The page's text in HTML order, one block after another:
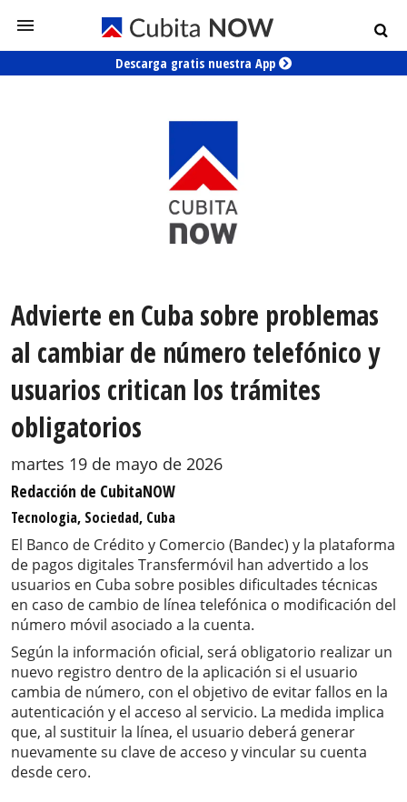
Descarga gratis nuestra App
Advierte en Cuba sobre problemas
al cambiar de número telefónico y
usuarios critican los trámites
obligatorios
martes 19 de mayo de 2026
Redacción de CubitaNOW
Tecnologia, Sociedad, Cuba
El Banco de Crédito y Comercio (Bandec) y la plataforma
de pagos digitales Transfermóvil han advertido a los
usuarios en Cuba sobre posibles dificultades técnicas
en caso de cambio de línea telefónica o modificación del
número móvil asociado a la cuenta.
Según la información oficial, será obligatorio realizar un
nuevo registro dentro de la aplicación si el usuario
cambia de número, con el objetivo de evitar fallos en la
autenticación y el acceso al servicio. La medida implica
que, al sustituir la línea, el usuario deberá generar
nuevamente su clave de acceso y vincular su cuenta
desde cero.